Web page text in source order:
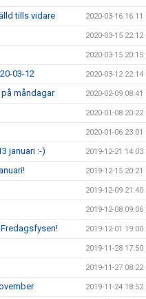
tills vidare 2020-03-16 16:11
2020-03-15 22:12
2020-03-15 20:15
03-12 2020-03-12 22:14
måndagar 2020-02-09 08:41
2020-01-08 20:22
2020-01-06 23:01
januari :-) 2019-12-21 14:03
2019-12-15 20:21
2019-12-09 21:40
2019-12-08 09:06
2019-12-01 19:00
2019-11-28 17:50
2019-11-27 08:22
2019-11-24 18:52